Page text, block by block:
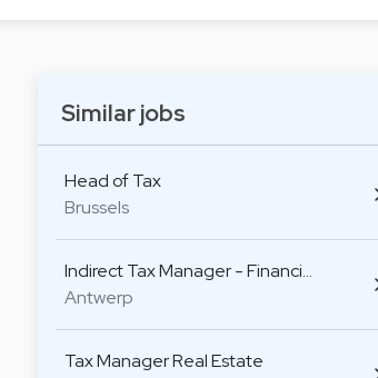
Similar jobs
Head of Tax
Brussels
Indirect Tax Manager - Financi…
Antwerp
Tax Manager Real Estate